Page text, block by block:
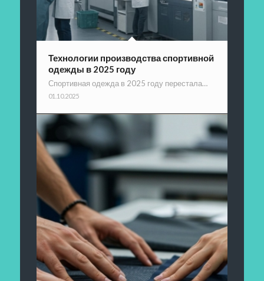
Технологии производства спортивной
одежды в 2025 году
Спортивная одежда в 2025 году перестала…
01.10.2025